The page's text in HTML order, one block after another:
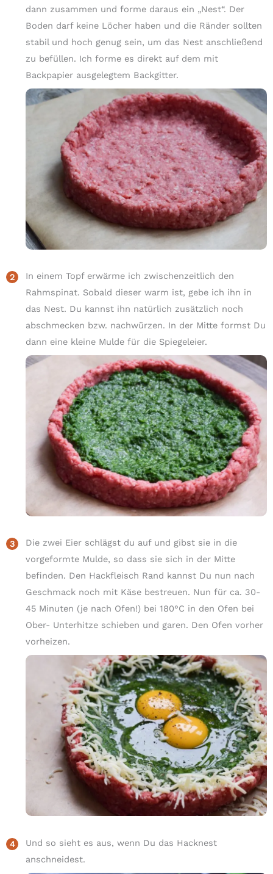
dann zusammen und forme daraus ein „Nest“. Der
Boden darf keine Löcher haben und die Ränder sollten
stabil und hoch genug sein, um das Nest anschließend
zu befüllen. Ich forme es direkt auf dem mit
Backpapier ausgelegtem Backgitter.
In einem Topf erwärme ich zwischenzeitlich den
Rahmspinat. Sobald dieser warm ist, gebe ich ihn in
das Nest. Du kannst ihn natürlich zusätzlich noch
abschmecken bzw. nachwürzen. In der Mitte formst Du
dann eine kleine Mulde für die Spiegeleier.
Die zwei Eier schlägst du auf und gibst sie in die
vorgeformte Mulde, so dass sie sich in der Mitte
befinden. Den Hackfleisch Rand kannst Du nun nach
Geschmack noch mit Käse bestreuen. Nun für ca. 30-
45 Minuten (je nach Ofen!) bei 180°C in den Ofen bei
Ober- Unterhitze schieben und garen. Den Ofen vorher
vorheizen.
Und so sieht es aus, wenn Du das Hacknest
anschneidest.